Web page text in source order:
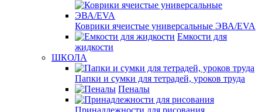
Коврики ячеистые универсальные ЭВА/EVA
Емкости для
жидкости
ШКОЛА
Папки и сумки для тетрадей, уроков труда
Пеналы
Принадлежности для рисования